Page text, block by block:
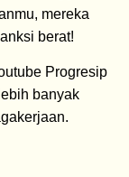
mereka
berat!
Progresip
banyak